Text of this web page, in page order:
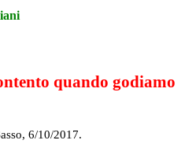
quando godiamo
6/10/2017.